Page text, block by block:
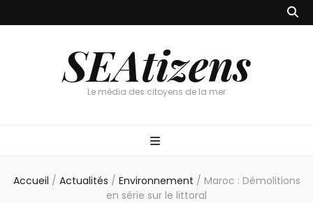
SEAtizens
Le média des citoyens de la mer
Accueil / Actualités / Environnement / Maroc : Démolitions
en série sur le littoral